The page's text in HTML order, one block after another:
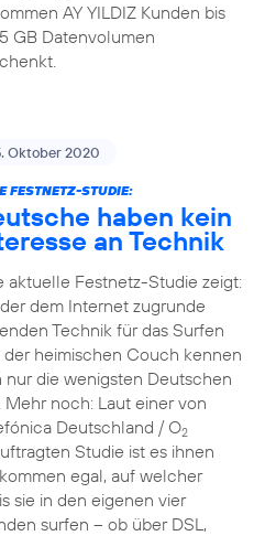
AY YILDIZ Kunden bis
GB Datenvolumen
Oktober 2020
FESTNETZ-STUDIE:
haben kein
an Technik
aktuelle Festnetz-Studie zeigt:
dem Internet zugrunde
Technik für das Surfen
der heimischen Couch kennen
nur die wenigsten Deutschen
Mehr noch: Laut einer von
Deutschland / O2
Studie ist es ihnen
egal, auf welcher
sie in den eigenen vier
surfen – ob über DSL,